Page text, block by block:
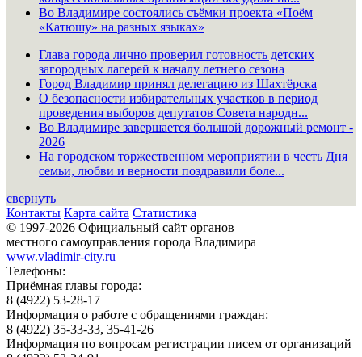
Во Владимире состоялись съёмки проекта «Поём
«Катюшу» на разных языках»
Глава города лично проверил готовность детских
загородных лагерей к началу летнего сезона
Город Владимир принял делегацию из Шахтёрска
О безопасности избирательных участков в период
проведения выборов депутатов Совета народн...
Во Владимире завершается большой дорожный ремонт -
2026
На городском торжественном мероприятии в честь Дня
семьи, любви и верности поздравили боле...
свернуть
Контакты Карта сайта Статистика
© 1997-2026 Официальный сайт органов
местного самоуправления города Владимира
www.vladimir-city.ru
Телефоны:
Приёмная главы города:
8 (4922) 53-28-17
Информация о работе с обращениями граждан:
8 (4922) 35-33-33, 35-41-26
Информация по вопросам регистрации писем от организаций